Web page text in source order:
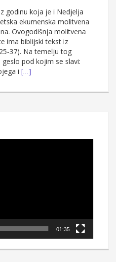
godinu koja je i Nedjelja
ekumenska molitvena
Ovogodišnja molitvena
ima biblijski tekst iz
37). Na temelju tog
pod kojim se slavi:
i […]
01:35